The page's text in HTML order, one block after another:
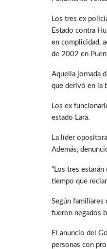
Los tres ex
Estado contra
en complicidad,
de 2002 en
Aquella jornada
que derivó en la
Los ex
estado Lara.
La líder
Además,
“Los tres
tiempo que
Según familiares
fueron negados
El anuncio del
personas con